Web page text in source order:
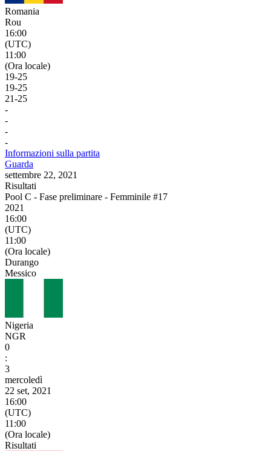
Romania
Rou
16:00
(UTC)
11:00
(Ora locale)
19-25
19-25
21-25
-
-
-
-
Informazioni sulla partita
Guarda
settembre 22, 2021
Risultati
Pool C - Fase preliminare - Femminile #17
2021
16:00
(UTC)
11:00
(Ora locale)
Durango
Messico
Nigeria
NGR
0
:
3
mercoledì
22 set, 2021
16:00
(UTC)
11:00
(Ora locale)
Risultati